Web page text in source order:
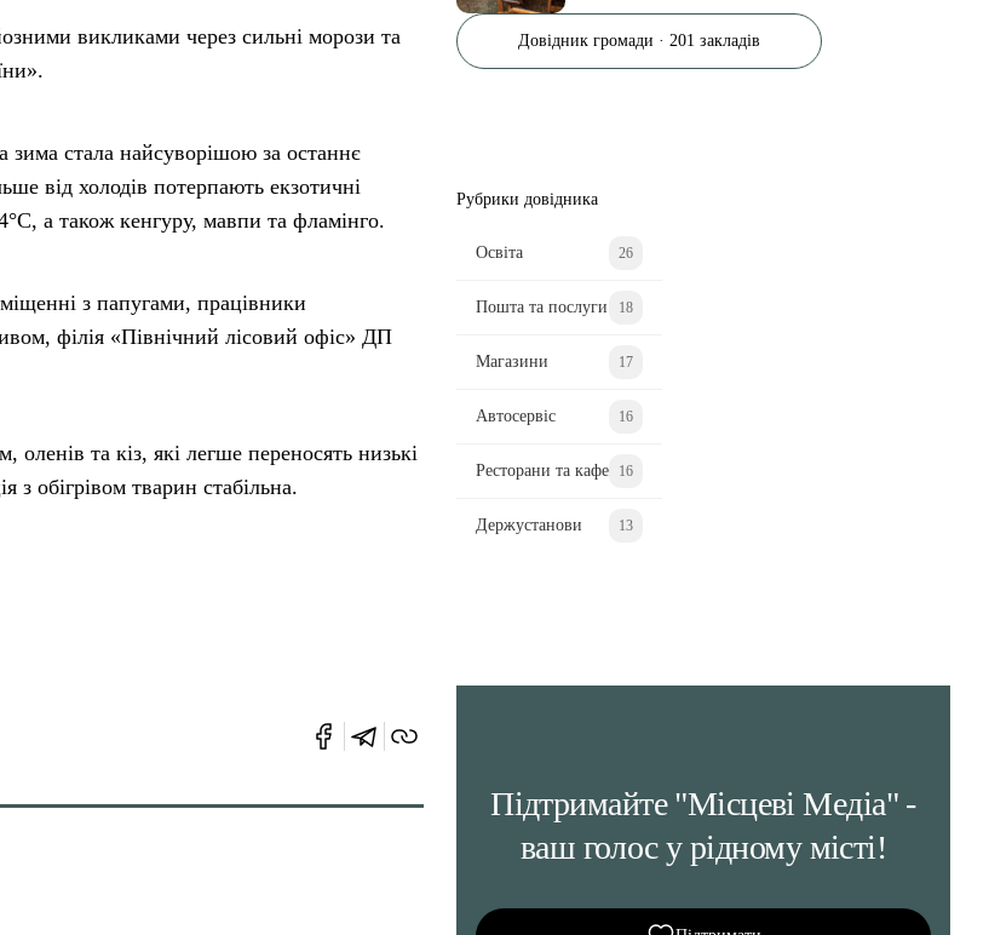
викликами через сильні морози та
зима стала найсуворішою за останнє
від холодів потерпають екзотичні
а також кенгуру, мавпи та фламінго.
з папугами, працівники
філія «Північний лісовий офіс» ДП
та кіз, які легше переносять низькі
з обігрівом тварин стабільна.
Довідник громади · 201 закладів
Рубрики довідника
Освіта 26
Пошта та послуги 18
Магазини 17
Автосервіс 16
Ресторани та кафе 16
Держустанови 13
Підтримайте "Місцеві Медіа" -
ваш голос у рідному місті!